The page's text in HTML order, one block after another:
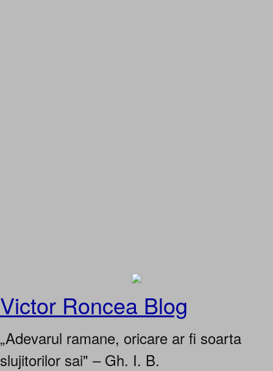
Victor Roncea Blog
„Adevarul ramane, oricare ar fi soarta
slujitorilor sai" – Gh. I. B.